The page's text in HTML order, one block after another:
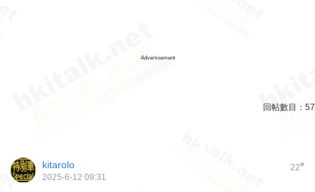
Advertisement
回帖數目： 57
22#
kitarolo
2025-6-12 09:31